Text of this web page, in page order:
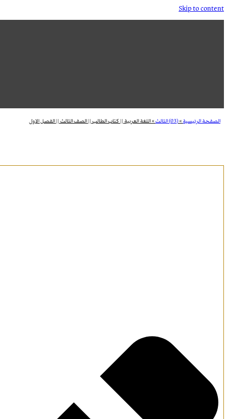
Skip to content
الصفحة الرئيسية»(03) الثالث »اللغة العربية || كتاب الطالب || الصف الثالث || الفصل الاول